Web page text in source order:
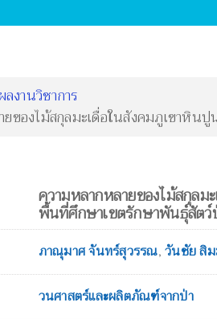
ลงานวิชาการ
ยของไม้สกุลมะเดื่อในสังคมภูเขาหิ
ความหลากหลายของไม้สกุล
พื้นที่ศึกษาเขตรักษาพันธุ์สัตว์
ภาณุมาศ จันทร์สุวรรณ,วันชัย สิม
วนศาสตร์และผลิตภัณฑ์จากป่า